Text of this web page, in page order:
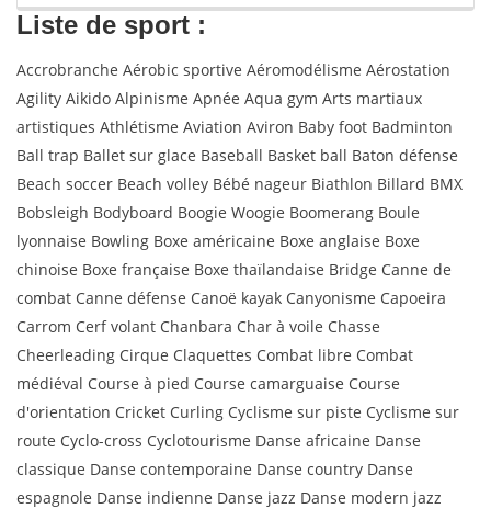
Liste de sport :
Accrobranche Aérobic sportive Aéromodélisme Aérostation
Agility Aikido Alpinisme Apnée Aqua gym Arts martiaux
artistiques Athlétisme Aviation Aviron Baby foot Badminton
Ball trap Ballet sur glace Baseball Basket ball Baton défense
Beach soccer Beach volley Bébé nageur Biathlon Billard BMX
Bobsleigh Bodyboard Boogie Woogie Boomerang Boule
lyonnaise Bowling Boxe américaine Boxe anglaise Boxe
chinoise Boxe française Boxe thaïlandaise Bridge Canne de
combat Canne défense Canoë kayak Canyonisme Capoeira
Carrom Cerf volant Chanbara Char à voile Chasse
Cheerleading Cirque Claquettes Combat libre Combat
médiéval Course à pied Course camarguaise Course
d'orientation Cricket Curling Cyclisme sur piste Cyclisme sur
route Cyclo-cross Cyclotourisme Danse africaine Danse
classique Danse contemporaine Danse country Danse
espagnole Danse indienne Danse jazz Danse modern jazz